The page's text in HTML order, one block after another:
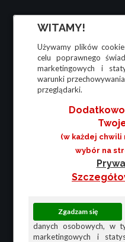
WITAMY!
Używamy plików
celu poprawnego
marketingowych i
warunki
przeglądarki.
(w każdej chwili
wybór na
danych osobowych, w
marketingowych i